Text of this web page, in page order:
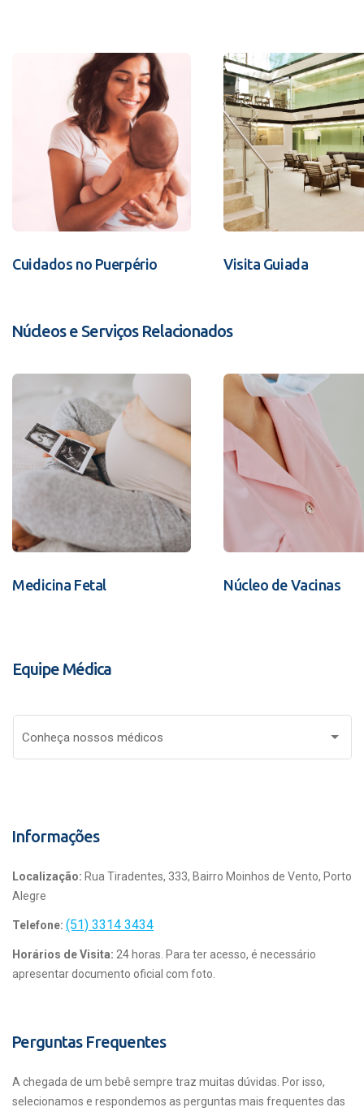
Cuidados no Puerpério Visita Guiada
Núcleos e Serviços Relacionados
Medicina Fetal Núcleo de Vacinas
Equipe Médica
Conheça nossos médicos
Informações
Localização: Rua Tiradentes, 333, Bairro Moinhos de Vento, Porto
Alegre
Telefone: (51) 3314 3434
Horários de Visita: 24 horas. Para ter acesso, é necessário
apresentar documento oficial com foto.
Perguntas Frequentes
A chegada de um bebê sempre traz muitas dúvidas. Por isso,
selecionamos e respondemos as perguntas mais frequentes das